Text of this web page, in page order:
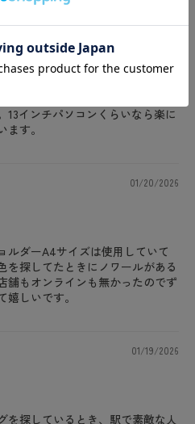
グが欲しいと思っていたのです
なか購入できませんでした。今
13インチパソコンくらいなら楽に
す。
01/20/2026
ルダーA4サイズは使用していて
を探してたときにノワールがある
舗もオンラインも無かったのでず
しいです。
01/19/2026
を探しているとき、駅で素敵な人